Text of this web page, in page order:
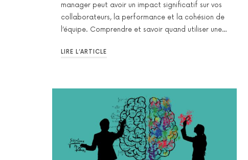
manager peut avoir un impact significatif sur vos
collaborateurs, la performance et la cohésion de
l’équipe. Comprendre et savoir quand utiliser une…
LIRE L’ARTICLE